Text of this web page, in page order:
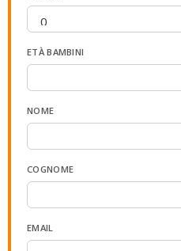
ETÀ BAMBINI
NOME
COGNOME
EMAIL